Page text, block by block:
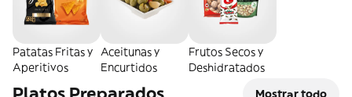
Patatas Fritas y
Aperitivos
Aceitunas y
Encurtidos
Frutos Secos y
Deshidratados
Mostrar todo